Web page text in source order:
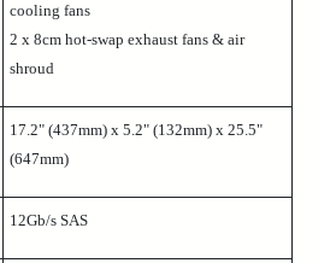
cooling fans
2 x 8cm hot-swap exhaust fans & air
shroud
17.2" (437mm) x 5.2" (132mm) x 25.5"
(647mm)
12Gb/s SAS